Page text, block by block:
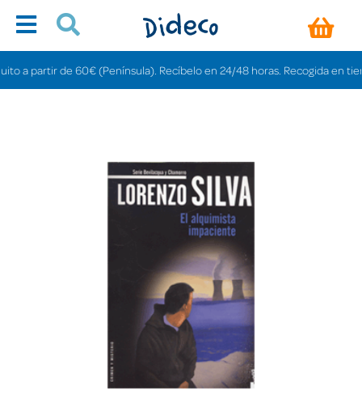
partir de 60€ (Península). Recíbelo en 24/48 horas. Recogida en tiendas